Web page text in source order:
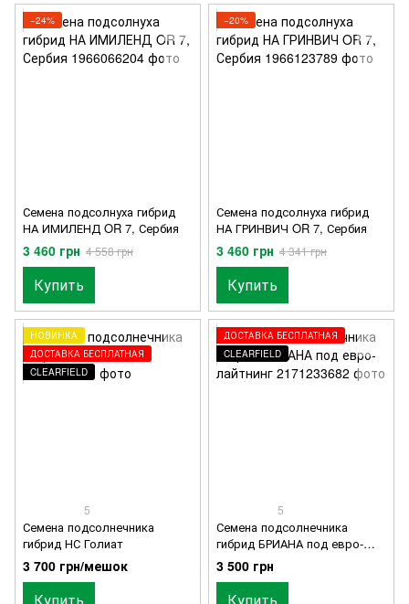
−24%
Семена подсолнуха гибрид
НА ИМИЛЕНД OR 7, Сербия
3 460 грн 4 558 грн
Купить
−20%
Семена подсолнуха гибрид
НА ГРИНВИЧ OR 7, Сербия
3 460 грн 4 341 грн
Купить
НОВИНКА
ДОСТАВКА БЕСПЛАТНАЯ
CLEARFIELD
5
Семена подсолнечника
гибрид НС Голиат
3 700 грн/мешок
Купить
ДОСТАВКА БЕСПЛАТНАЯ
CLEARFIELD
5
Семена подсолнечника
гибрид БРИАНА под евро-
лайтнинг
3 500 грн
Купить